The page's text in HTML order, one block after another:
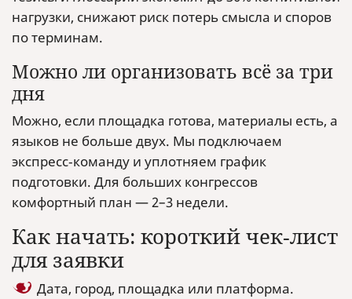
нагрузки, снижают риск потерь смысла и споров
по терминам.
Можно ли организовать всё за три
дня
Можно, если площадка готова, материалы есть, а
языков не больше двух. Мы подключаем
экспресс‑команду и уплотняем график
подготовки. Для больших конгрессов
комфортный план — 2–3 недели.
Как начать: короткий чек‑лист
для заявки
Дата, город, площадка или платформа.